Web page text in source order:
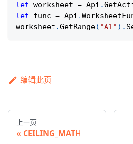
let worksheet = Api .
let func = Api .
worksheet .GetRange( "A1" ) .
编辑此页
上一页
CEILING_MATH